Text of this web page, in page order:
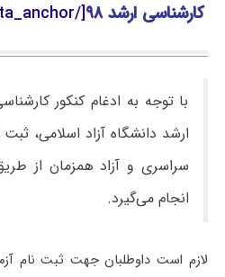
کارشناسی ارشد ۹۸
[/sta_anchor]
با توجه به ادغام کنکور
ارشد دانشگاه آزاد اسلامی،
سراسری و آزاد همزمان از
انجام می‌گیرد.
لازم است داوطلبان جهت ثبت نام آزمون ارشد ۹۸ در